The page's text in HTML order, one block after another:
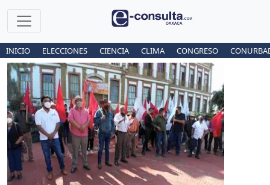
INICIO ELECCIONES CIENCIA CLIMA CONGRESO